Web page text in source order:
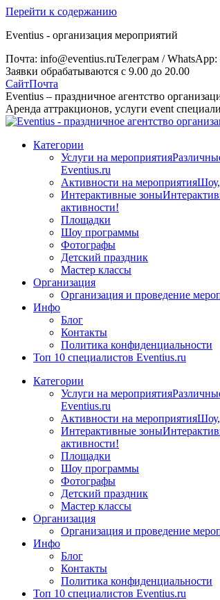
Перейти к содержанию
Eventius - организация мероприятий
Почта: info@eventius.ruТелеграм /
Заявки обрабатываются с 9.00 до 20.00
СайтПочта
Eventius – праздничное агентство
Аренда аттракционов, услуги event
Категории
Услуги на мероприятия
Eventius.ru
Активности на мероприятияШоу,
Интерактивные зоны
активности!
Площадки
Шоу программы
Фотографы
Детский праздник
Мастер классы
Организация
Организация и проведение
Инфо
Блог
Контакты
Политика конфиденциальности
Топ 10 специалистов Eventius.ru
Категории
Услуги на мероприятия
Eventius.ru
Активности на мероприятияШоу,
Интерактивные зоны
активности!
Площадки
Шоу программы
Фотографы
Детский праздник
Мастер классы
Организация
Организация и проведение
Инфо
Блог
Контакты
Политика конфиденциальности
Топ 10 специалистов Eventius.ru